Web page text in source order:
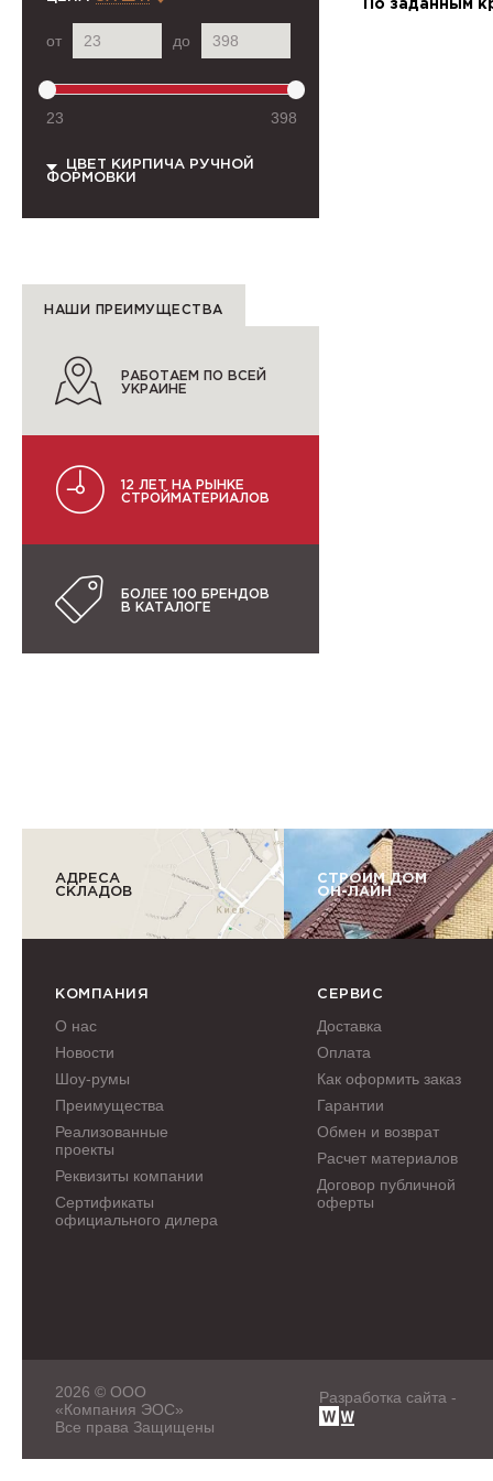
от до
23 398
ЦВЕТ КИРПИЧА РУЧНОЙ
ФОРМОВКИ
НАШИ ПРЕИМУЩЕСТВА
РАБОТАЕМ ПО ВСЕЙ
УКРАИНЕ
12 ЛЕТ НА РЫНКЕ
СТРОЙМАТЕРИАЛОВ
БОЛЕЕ 100 БРЕНДОВ
В КАТАЛОГЕ
По заданным
АДРЕСА
СКЛАДОВ
СТРОИМ ДОМ
ОН-ЛАЙН
КОМПАНИЯ
О нас
Новости
Шоу-румы
Преимущества
Реализованные
проекты
Реквизиты компании
Сертификаты
официального дилера
СЕРВИС
Доставка
Оплата
Как оформить заказ
Гарантии
Обмен и возврат
Расчет материалов
Договор публичной
оферты
2026 © ООО
«Компания ЭОС»
Все права Защищены
Разработка сайта -